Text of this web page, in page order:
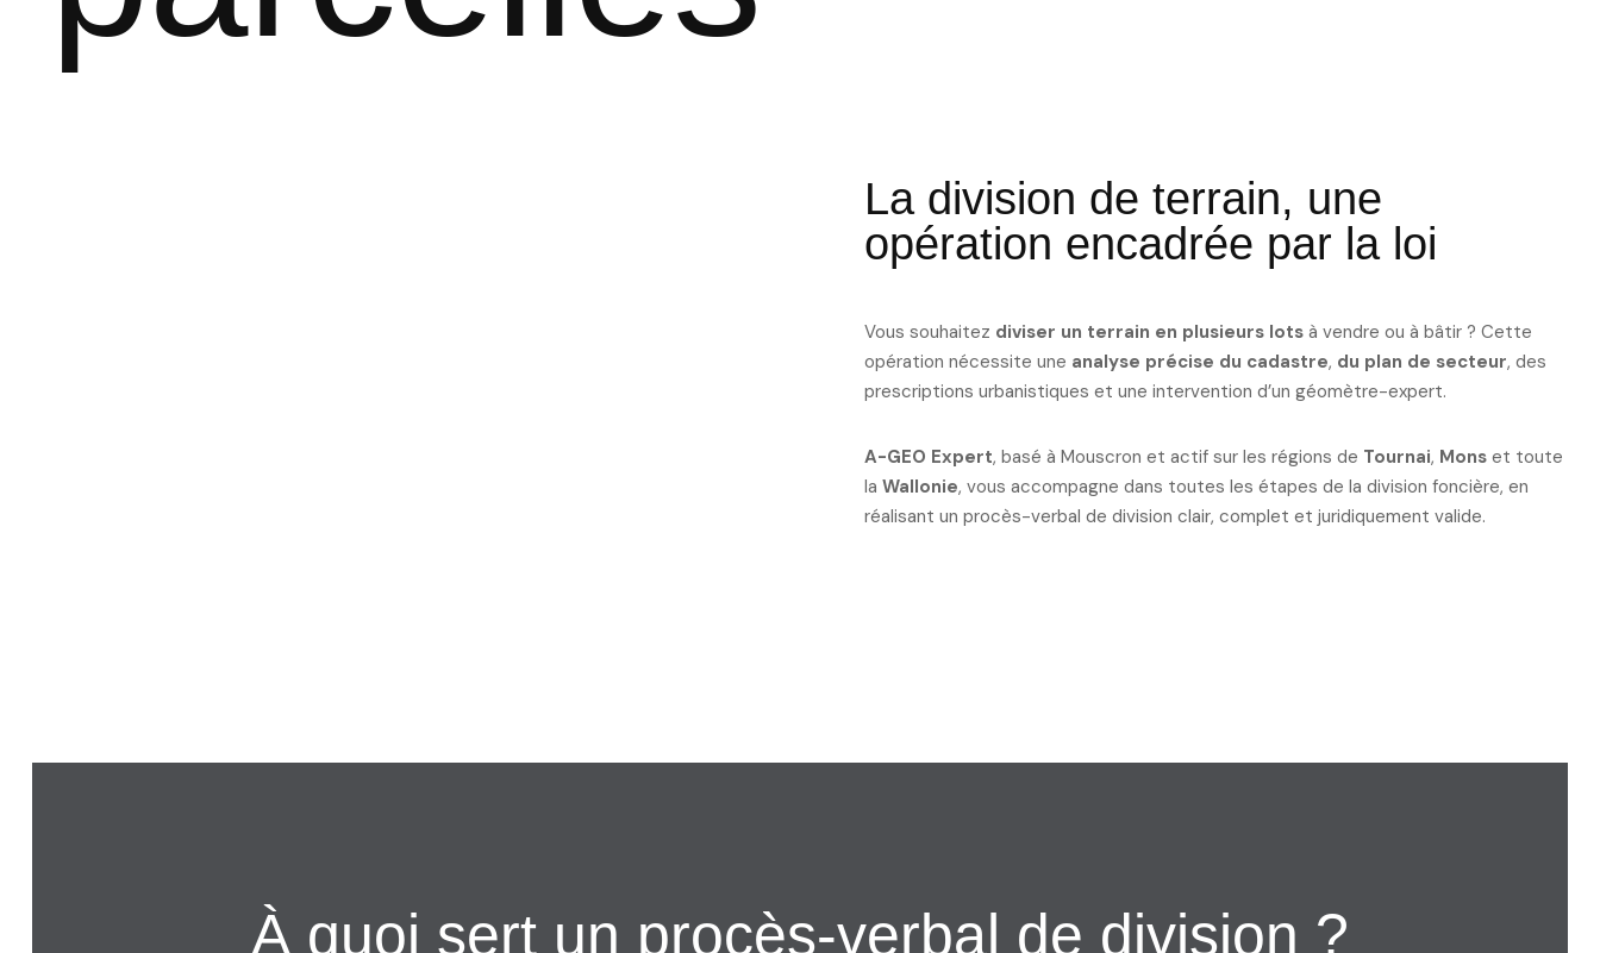
La division de terrain, une
opération encadrée par la loi
Vous souhaitez diviser un terrain en plusieurs lotsà vendre ou à bâtir ? Cette
opération nécessite une analyse précise du cadastre, du plan de secteur, des
prescriptions urbanistiques et une intervention d’un géomètre-expert.
A-GEO Expert, basé à Mouscron et actif sur les régions de Tournai, Monset toute
la Wallonie, vous accompagne dans toutes les étapes de la division foncière, en
réalisant un procès-verbal de division clair, complet et juridiquement valide.
À quoi sert un procès-verbal de division ?